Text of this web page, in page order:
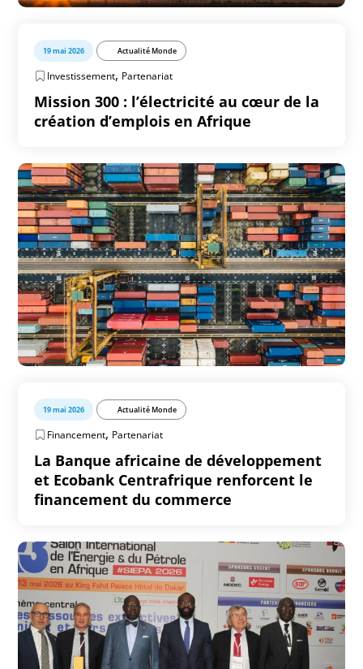
19 mai 2026 Actualité Monde
Investissement, Partenariat
Mission 300 : l’électricité au cœur de la
création d’emplois en Afrique
19 mai 2026 Actualité Monde
Financement, Partenariat
La Banque africaine de développement
et Ecobank Centrafrique renforcent le
financement du commerce